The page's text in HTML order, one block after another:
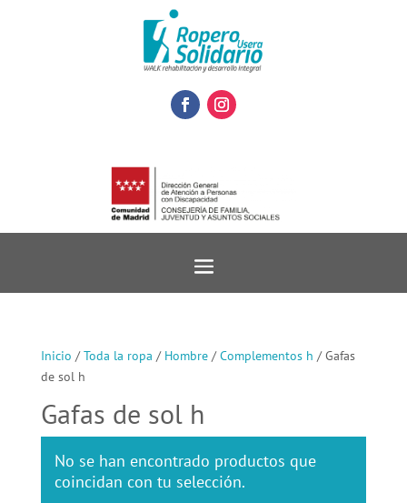
Inicio /Toda la ropa / Hombre/Complementos h / Gafas
de sol h
Gafas de sol h
No se han encontrado productos que
coincidan con tu selección.